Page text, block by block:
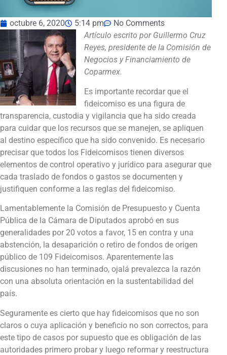
octubre 6, 2020 5:14 pm
No Comments
Artículo escrito por Guillermo Cruz
Reyes, presidente de la Comisión de
Negocios y Financiamiento de
Coparmex.
Es importante recordar que el
fideicomiso es una figura de
transparencia, custodia y vigilancia que ha sido creada
para cuidar que los recursos que se manejen, se apliquen
al destino específico que ha sido convenido. Es necesario
precisar que todos los Fideicomisos tienen diversos
elementos de control operativo y jurídico para asegurar que
cada traslado de fondos o gastos se documenten y
justifiquen conforme a las reglas del fideicomiso.
Lamentablemente la Comisión de Presupuesto y Cuenta
Pública de la Cámara de Diputados aprobó en sus
generalidades por 20 votos a favor, 15 en contra y una
abstención, la desaparición o retiro de fondos de origen
público de 109 Fideicomisos. Aparentemente las
discusiones no han terminado, ojalá prevalezca la razón
con una absoluta orientación en la sustentabilidad del
país.
Seguramente es cierto que hay fideicomisos que no son
claros o cuya aplicación y beneficio no son correctos, para
este tipo de casos por supuesto que es obligación de las
autoridades primero probar y luego reformar y reestructura